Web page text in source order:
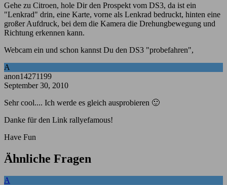
Gehe zu Citroen, hole Dir den Prospekt vom DS3, da ist ein
"Lenkrad" drin, eine Karte, vorne als Lenkrad bedruckt, hinten eine
großer Aufdruck, bei dem die Kamera die Drehungbewegung und
Richtung erkennen kann.
Webcam ein und schon kannst Du den DS3 "probefahren",
A
anon14271199
September 30, 2010
Sehr cool.... Ich werde es gleich ausprobieren 🙂
Danke für den Link rallyefamous!
Have Fun
Ähnliche Fragen
A